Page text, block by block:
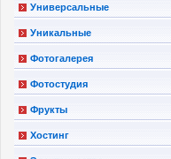
Универсальные
Уникальные
Фотогалерея
Фотостудия
Фрукты
Хостинг